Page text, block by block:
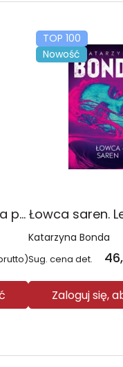
Religia Poznaję Jezusa podręcznik dla klasy 3 szkoły podstawowej
TOP 100
Nowość
Łowca saren.
Katarzyna Bonda
Sug. cena det.
Zaloguj się,